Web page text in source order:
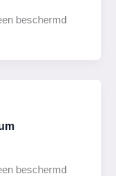
beschermd
beschermd